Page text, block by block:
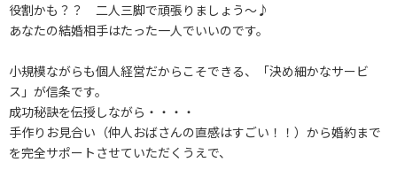
役割かも？？ 二人三脚で頑張りましょう～♪
あなたの結婚相手はたった一人でいいのです。
小規模ながらも個人経営だからこそできる、「決め細かなサービ
ス」が信条です。
成功秘訣を伝授しながら・・・・
手作りお見合い（仲人おばさんの直感はすごい！！）から婚約まで
を完全サポートさせていただくうえで、